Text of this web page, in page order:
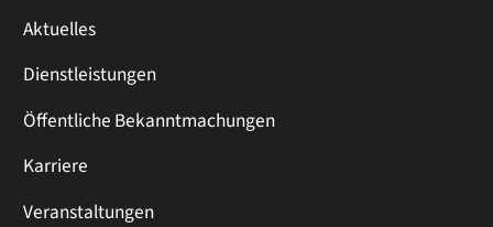
Aktuelles
Dienstleistungen
Öffentliche Bekanntmachungen
Karriere
Veranstaltungen